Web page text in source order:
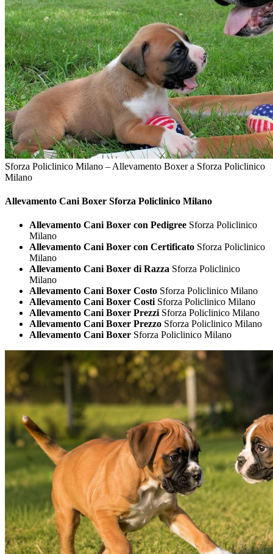
Sforza Policlinico Milano – Allevamento Boxer a Sforza Policlinico
Milano
Allevamento Cani Boxer Sforza Policlinico Milano
Allevamento Cani Boxer con Pedigree Sforza Policlinico
Milano
Allevamento Cani Boxer con Certificato Sforza Policlinico
Milano
Allevamento Cani Boxer di Razza Sforza Policlinico
Milano
Allevamento Cani Boxer Costo Sforza Policlinico Milano
Allevamento Cani Boxer Costi Sforza Policlinico Milano
Allevamento Cani Boxer Prezzi Sforza Policlinico Milano
Allevamento Cani Boxer Prezzo Sforza Policlinico Milano
Allevamento Cani Boxer Sforza Policlinico Milano